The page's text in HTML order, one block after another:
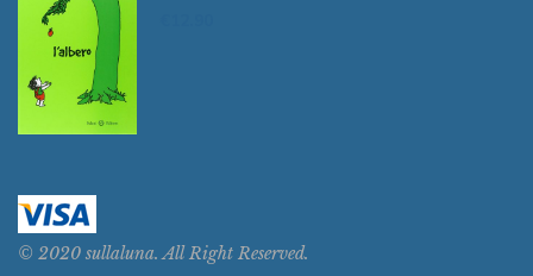
© 2020 sullaluna. All Right Reserved.